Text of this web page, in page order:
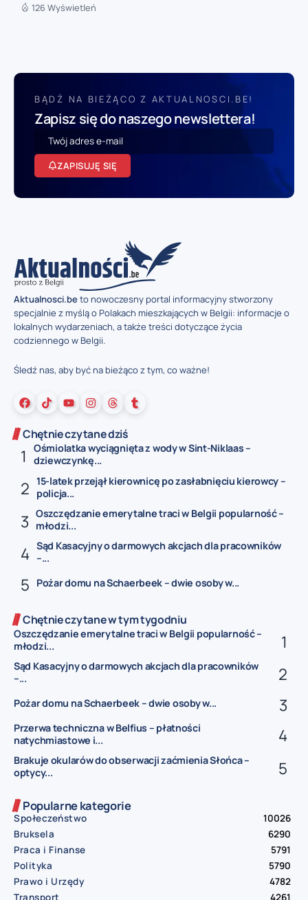
126 Wyświetleń
BĄDŹ NA BIEŻĄCO Z AKTUALNOSCI.BE!
Zapisz się do naszego newslettera!
ZAPISUJĘ SIĘ
Aktualnosci.beto nowoczesny portal informacyjny stworzony
specjalnie z myślą o Polakach mieszkających w Belgii: informacje o
lokalnych wydarzeniach, a także treści dotyczące życia
codziennego w Belgii.
Śledź nas, aby być na bieżąco z tym, co ważne!
Chętnie czytane dziś
Ośmiolatka wyciągnięta z wody w Sint-Niklaas –
dziewczynkę...
15-latek przejął kierownicę po zasłabnięciu kierowcy –
policja...
Oszczędzanie emerytalne traci w Belgii popularność –
młodzi...
Sąd Kasacyjny o darmowych akcjach dla pracowników
–...
Pożar domu na Schaerbeek – dwie osoby w...
Chętnie czytane w tym tygodniu
Oszczędzanie emerytalne traci w Belgii popularność –
młodzi...
Sąd Kasacyjny o darmowych akcjach dla pracowników
–...
Pożar domu na Schaerbeek – dwie osoby w...
Przerwa techniczna w Belfius – płatności
natychmiastowe i...
Brakuje okularów do obserwacji zaćmienia Słońca –
optycy...
Popularne kategorie
Społeczeństwo
10026
Bruksela
6290
Praca i Finanse
5791
Polityka
5790
Prawo i Urzędy
4782
Transport
4261